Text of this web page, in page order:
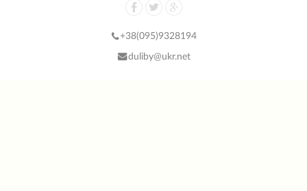
+38(095)9328194
duliby@ukr.net